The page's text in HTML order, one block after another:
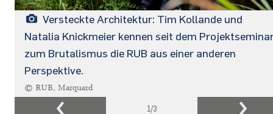
Versteckte Architektur: Tim Kollande und
Natalia Knickmeier kennen seit dem
zum Brutalismus die RUB aus einer anderen
Perspektive.
© RUB, Marquard
1/3